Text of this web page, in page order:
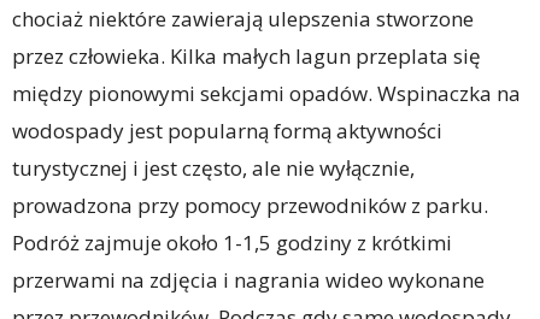
chociaż niektóre zawierają ulepszenia stworzone
przez człowieka. Kilka małych lagun przeplata się
między pionowymi sekcjami opadów. Wspinaczka na
wodospady jest popularną formą aktywności
turystycznej i jest często, ale nie wyłącznie,
prowadzona przy pomocy przewodników z parku.
Podróż zajmuje około 1-1,5 godziny z krótkimi
przerwami na zdjęcia i nagrania wideo wykonane